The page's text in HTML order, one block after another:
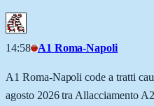
14:58 A1 Roma-Napoli
A1 Roma-Napoli code a tratti
agosto 2026 tra Allacciamento